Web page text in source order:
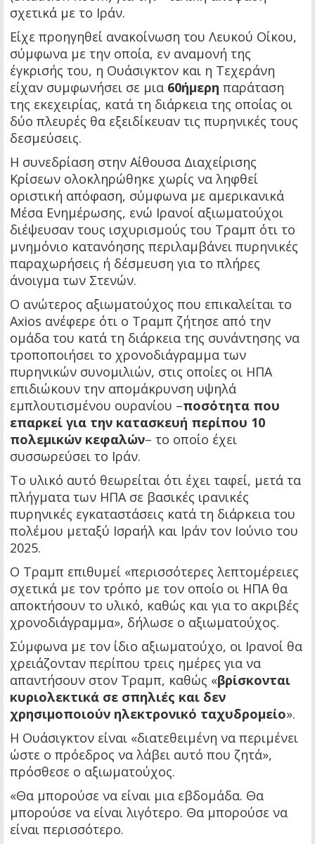
σχετικά με το Ιράν.
Είχε προηγηθεί ανακοίνωση του Λευκού Οίκου,
σύμφωνα με την οποία, εν αναμονή της
έγκρισής του, η Ουάσιγκτον και η Τεχεράνη
είχαν συμφωνήσει σε μια 60ήμερη παράταση
της εκεχειρίας, κατά τη διάρκεια της οποίας οι
δύο πλευρές θα εξειδίκευαν τις πυρηνικές τους
δεσμεύσεις.
Η συνεδρίαση στην Αίθουσα Διαχείρισης
Κρίσεων ολοκληρώθηκε χωρίς να ληφθεί
οριστική απόφαση, σύμφωνα με αμερικανικά
Μέσα Ενημέρωσης, ενώ Ιρανοί αξιωματούχοι
διέψευσαν τους ισχυρισμούς του Τραμπ ότι το
μνημόνιο κατανόησης περιλαμβάνει πυρηνικές
παραχωρήσεις ή δέσμευση για το πλήρες
άνοιγμα των Στενών.
Ο ανώτερος αξιωματούχος που επικαλείται το
Axios ανέφερε ότι ο Τραμπ ζήτησε από την
ομάδα του κατά τη διάρκεια της συνάντησης να
τροποποιήσει το χρονοδιάγραμμα των
πυρηνικών συνομιλιών, στις οποίες οι ΗΠΑ
επιδιώκουν την απομάκρυνση υψηλά
εμπλουτισμένου ουρανίου –ποσότητα που
επαρκεί για την κατασκευή περίπου 10
πολεμικών κεφαλών– το οποίο έχει
συσσωρεύσει το Ιράν.
Το υλικό αυτό θεωρείται ότι έχει ταφεί, μετά τα
πλήγματα των ΗΠΑ σε βασικές ιρανικές
πυρηνικές εγκαταστάσεις κατά τη διάρκεια του
πολέμου μεταξύ Ισραήλ και Ιράν τον Ιούνιο του
2025.
Ο Τραμπ επιθυμεί «περισσότερες λεπτομέρειες
σχετικά με τον τρόπο με τον οποίο οι ΗΠΑ θα
αποκτήσουν το υλικό, καθώς και για το ακριβές
χρονοδιάγραμμα», δήλωσε ο αξιωματούχος.
Σύμφωνα με τον ίδιο αξιωματούχο, οι Ιρανοί θα
χρειάζονταν περίπου τρεις ημέρες για να
απαντήσουν στον Τραμπ, καθώς «βρίσκονται
κυριολεκτικά σε σπηλιές και δεν
χρησιμοποιούν ηλεκτρονικό ταχυδρομείο».
Η Ουάσιγκτον είναι «διατεθειμένη να περιμένει
ώστε ο πρόεδρος να λάβει αυτό που ζητά»,
πρόσθεσε ο αξιωματούχος.
«Θα μπορούσε να είναι μια εβδομάδα. Θα
μπορούσε να είναι λιγότερο. Θα μπορούσε να
είναι περισσότερο.